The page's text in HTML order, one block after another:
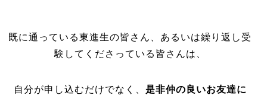
既に通っている東進生の皆さん、あるいは繰り返し受
験してくださっている皆さんは、
自分が申し込むだけでなく、 是非仲の良いお友達に